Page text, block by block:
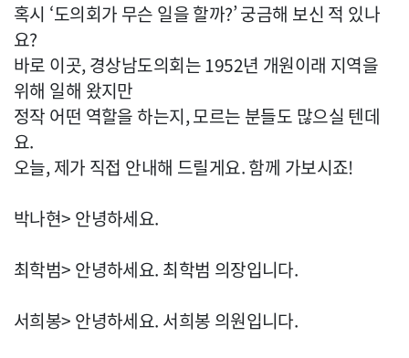
혹시 ‘도의회가 무슨 일을 할까?’ 궁금해 보신 적 있나
요?
바로 이곳, 경상남도의회는 1952년 개원이래 지역을
위해 일해 왔지만
정작 어떤 역할을 하는지, 모르는 분들도 많으실 텐데
요.
오늘, 제가 직접 안내해 드릴게요. 함께 가보시죠!
박나현> 안녕하세요.
최학범> 안녕하세요. 최학범 의장입니다.
서희봉> 안녕하세요. 서희봉 의원입니다.